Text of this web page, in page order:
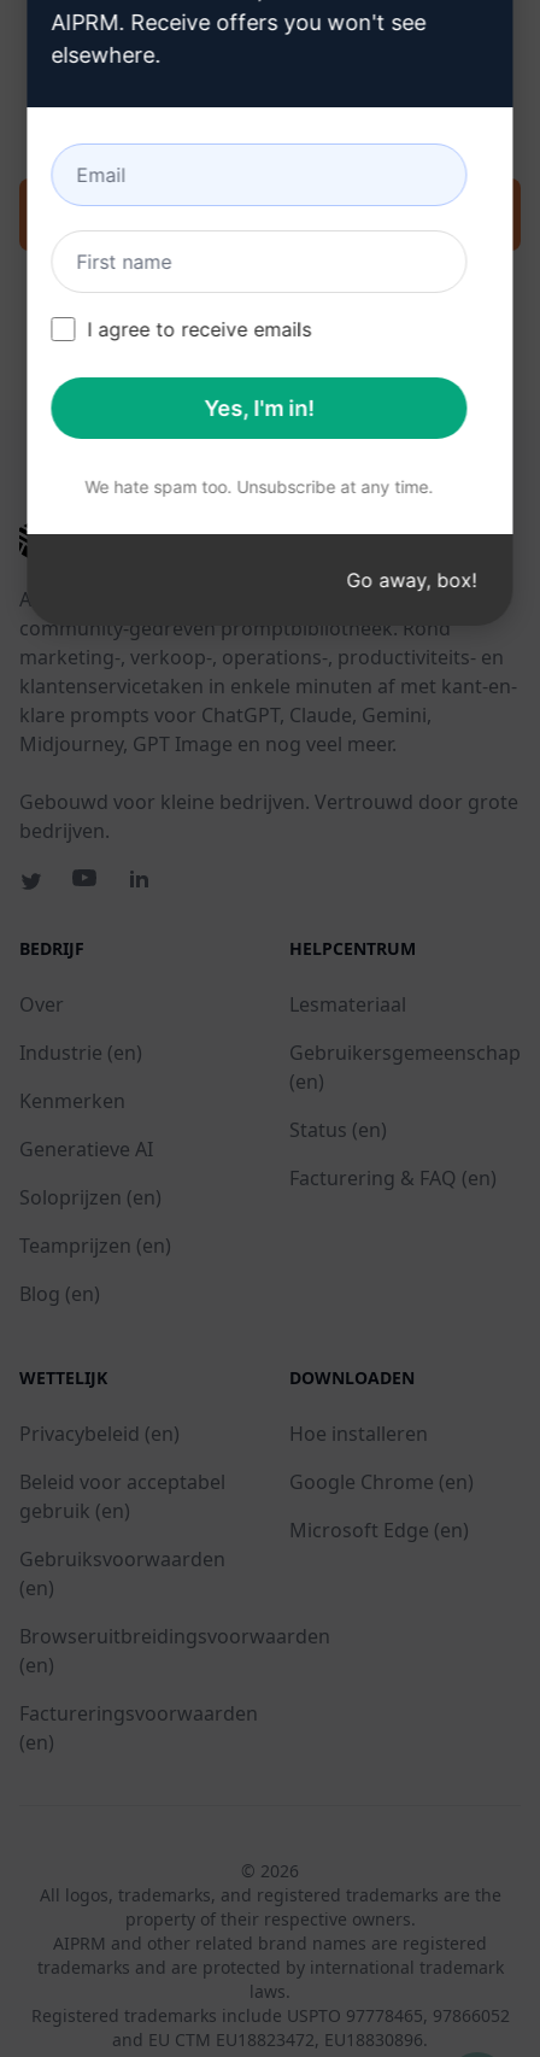
Stap 3: Gebruik de prompt in uw
Claude
Probeer de prompt nu op Claude
AIPRM
AIPRM is een tool voor promptbeheer en een
community-gedreven promptbibliotheek. Rond
marketing-, verkoop-, operations-, productiviteits- en
klantenservicetaken in enkele minuten af met kant-en-
klare prompts voor ChatGPT, Claude, Gemini,
Midjourney, GPT Image en nog veel meer.
Gebouwd voor kleine bedrijven. Vertrouwd door grote
bedrijven.
BEDRIJF
Over
Industrie (en)
Kenmerken
Generatieve AI
Soloprijzen (en)
Teamprijzen (en)
Blog (en)
HELPCENTRUM
Lesmateriaal
Gebruikersgemeenschap
(en)
Status (en)
Facturering & FAQ (en)
WETTELIJK
Privacybeleid (en)
Beleid voor acceptabel
gebruik (en)
Gebruiksvoorwaarden
(en)
Browseruitbreidingsvoorwaarden
(en)
Factureringsvoorwaarden
(en)
DOWNLOADEN
Hoe installeren
Google Chrome (en)
Microsoft Edge (en)
© 2026
All logos, trademarks, and registered trademarks are the
property of their respective owners.
AIPRM and other related brand names are registered
trademarks and are protected by international trademark
laws.
Registered trademarks include USPTO 97778465, 97866052
and EU CTM EU18823472, EU18830896.
AIPRM. Receive offers you won't see
elsewhere.
I agree to receive emails
Yes, I'm in!
We hate spam too. Unsubscribe at any time.
Go away, box!